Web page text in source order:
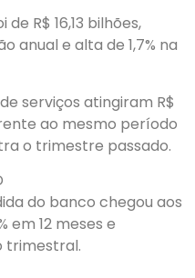
R$ 16,13 bilhões,
anual e alta de 1,7% na
serviços atingiram R$
ao mesmo período
o trimestre passado.
do banco chegou aos
em 12 meses e
trimestral.